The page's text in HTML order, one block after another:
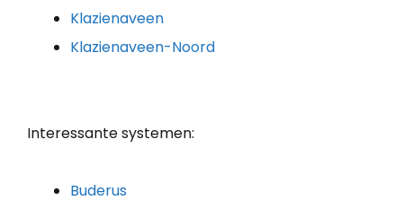
Klazienaveen
Klazienaveen-Noord
Interessante systemen:
Buderus